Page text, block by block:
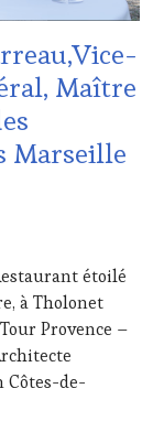
Maître
Marseille
étoilé
à Tholonet
Provence –
Côtes-de-